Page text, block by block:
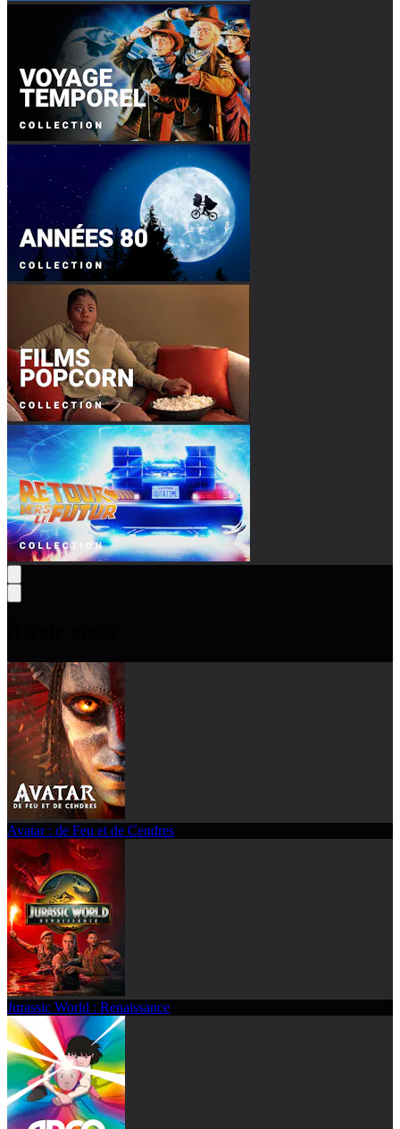
Avatar : de Feu et de Cendres
Jurassic World : Renaissance